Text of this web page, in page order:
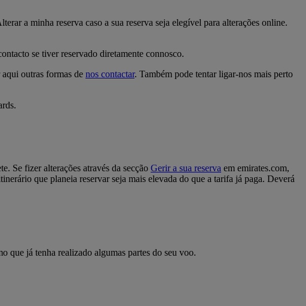
a minha reserva caso a sua reserva seja elegível para alterações online.
se tiver reservado diretamente connosco.
outras formas de nos contactar. Também pode tentar ligar-nos mais perto
Se fizer alterações através da secção Gerir a sua reserva em emirates.com,
que planeia reservar seja mais elevada do que a tarifa já paga. Deverá
que já tenha realizado algumas partes do seu voo.